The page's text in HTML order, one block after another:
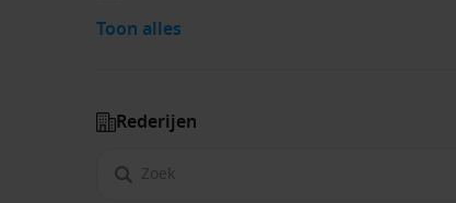
Toon alles
Rederijen